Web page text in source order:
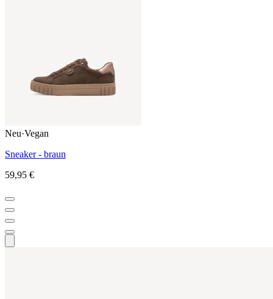
Neu·Vegan
Sneaker - braun
59,95 €